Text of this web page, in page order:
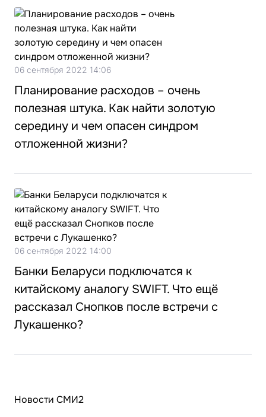
06 сентября 2022 14:06
Планирование расходов – очень
полезная штука. Как найти золотую
середину и чем опасен синдром
отложенной жизни?
06 сентября 2022 14:00
Банки Беларуси подключатся к
китайскому аналогу SWIFT. Что ещё
рассказал Снопков после встречи с
Лукашенко?
Новости СМИ2